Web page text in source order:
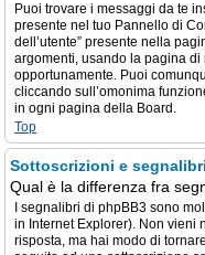
Puoi trovare i messaggi da te
presente nel tuo Pannello di
dell’utente” presente nella
argomenti, usando la pagina
opportunamente. Puoi
cliccando sull’omonima
in ogni pagina della Board.
Top
Sottoscrizioni e segnalibri
Qual è la differenza fra
I segnalibri di phpBB3 sono
in Internet Explorer). Non vieni
risposta, ma hai modo di